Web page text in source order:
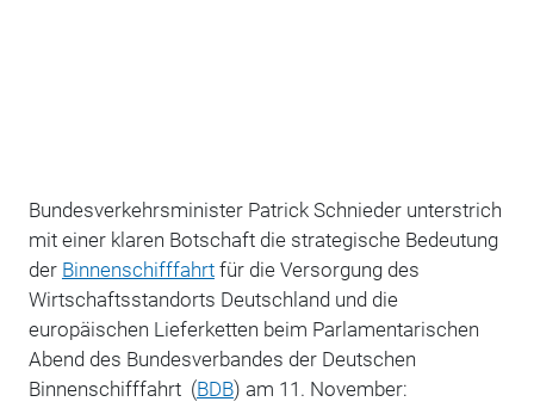
Bundesverkehrsminister Patrick Schnieder unterstrich
mit einer klaren Botschaft die strategische Bedeutung
der Binnenschifffahrtfür die Versorgung des
Wirtschaftsstandorts Deutschland und die
europäischen Lieferketten beim Parlamentarischen
Abend des Bundesverbandes der Deutschen
Binnenschifffahrt (BDB) am 11. November: